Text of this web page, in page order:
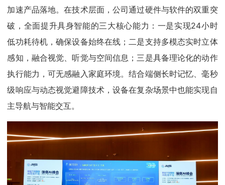
加速产品落地。在技术层面，公司通过硬件与软件的双重突
破，全面提升具身智能的三大核心能力：一是实现24小时
低功耗待机，确保设备始终在线；二是支持多模态实时立体
感知，融合视觉、听觉与空间信息；三是具备理论化的动作
执行能力，可无感融入家庭环境。结合端侧长时记忆、毫秒
级响应与动态视觉避障技术，设备在复杂场景中也能实现自
主导航与智能交互。